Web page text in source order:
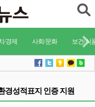
/경제 사회/문화 보건/식
경성적표지 인증 지원